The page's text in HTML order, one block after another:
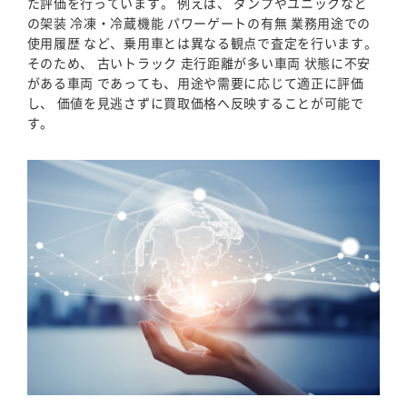
の架装 冷凍・冷蔵機能 パワーゲートの有無 業務用途での
使用履歴 など、乗用車とは異なる観点で査定を行います。
そのため、 古いトラック 走行距離が多い車両 状態に不安
がある車両 であっても、用途や需要に応じて適正に評価
し、 価値を見逃さずに買取価格へ反映することが可能で
す。